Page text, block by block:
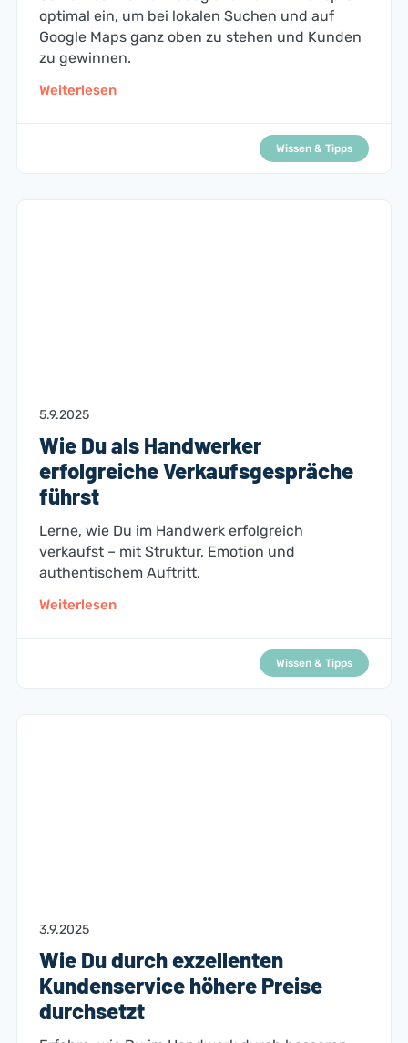
optimal ein, um bei lokalen Suchen und auf
Google Maps ganz oben zu stehen und Kunden
zu gewinnen.
Weiterlesen
Wissen & Tipps
5.9.2025
Wie Du als Handwerker
erfolgreiche Verkaufsgespräche
führst
Lerne, wie Du im Handwerk erfolgreich
verkaufst – mit Struktur, Emotion und
authentischem Auftritt.
Weiterlesen
Wissen & Tipps
3.9.2025
Wie Du durch exzellenten
Kundenservice höhere Preise
durchsetzt